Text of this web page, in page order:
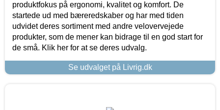
produktfokus på ergonomi, kvalitet og komfort. De
startede ud med bæreredskaber og har med tiden
udvidet deres sortiment med andre velovervejede
produkter, som de mener kan bidrage til en god start for
de små. Klik her for at se deres udvalg.
Se udvalget på Livrig.dk